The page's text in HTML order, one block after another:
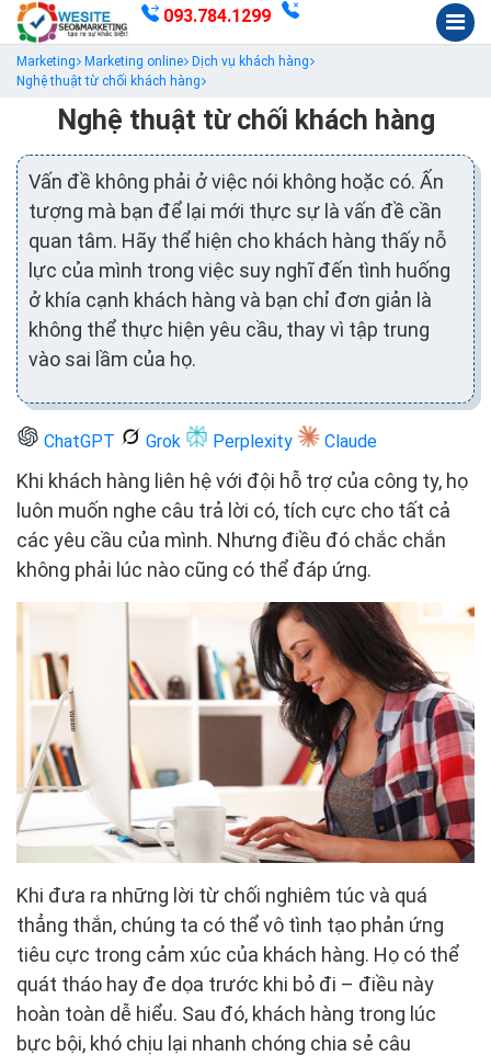
093.784.1299
Marketing Marketing online
Dịch vụ khách hàng
Nghệ thuật từ chối khách hàng
Nghệ thuật từ chối khách hàng
Vấn đề không phải ở việc nói không hoặc có. Ấn
tượng mà bạn để lại mới thực sự là vấn đề cần
quan tâm. Hãy thể hiện cho khách hàng thấy nỗ
lực của mình trong việc suy nghĩ đến tình huống
ở khía cạnh khách hàng và bạn chỉ đơn giản là
không thể thực hiện yêu cầu, thay vì tập trung
vào sai lầm của họ.
ChatGPT Grok Perplexity Claude
Khi khách hàng liên hệ với đội hỗ trợ của công ty, họ
luôn muốn nghe câu trả lời có, tích cực cho tất cả
các yêu cầu của mình. Nhưng điều đó chắc chắn
không phải lúc nào cũng có thể đáp ứng.
Khi đưa ra những lời từ ​​chối nghiêm túc và quá
thẳng thắn, chúng ta có thể vô tình tạo phản ứng
tiêu cực trong cảm xúc của khách hàng. Họ có thể
quát tháo hay đe dọa trước khi bỏ đi – điều này
hoàn toàn dễ hiểu. Sau đó, khách hàng trong lúc
bực bội, khó chịu lại nhanh chóng chia sẻ câu